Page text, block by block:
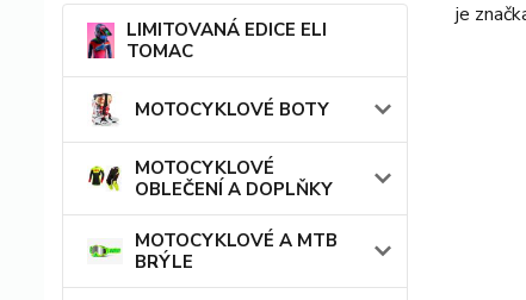
LIMITOVANÁ EDICE ELI
TOMAC
MOTOCYKLOVÉ BOTY
MOTOCYKLOVÉ
OBLEČENÍ A DOPLŇKY
MOTOCYKLOVÉ A MTB
BRÝLE
je